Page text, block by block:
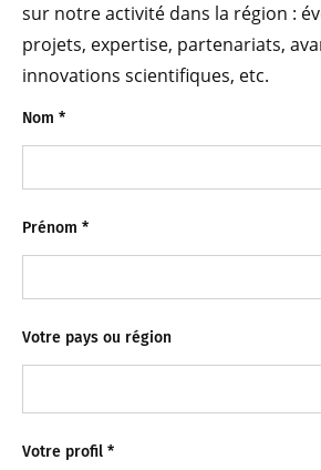
sur notre activité dans la région :
projets, expertise, partenariats,
innovations scientifiques, etc.
Nom *
Prénom *
Votre pays ou région
Votre profil *